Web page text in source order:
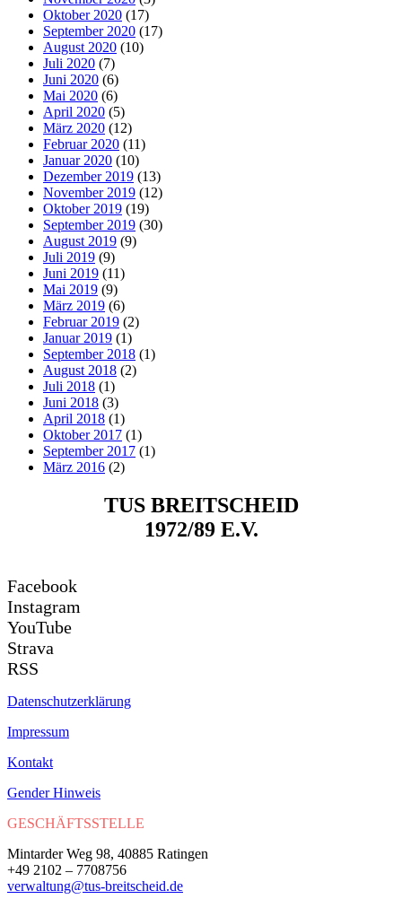
Oktober 2020 (17)
September 2020 (17)
August 2020 (10)
Juli 2020 (7)
Juni 2020 (6)
Mai 2020 (6)
April 2020 (5)
März 2020 (12)
Februar 2020 (11)
Januar 2020 (10)
Dezember 2019 (13)
November 2019 (12)
Oktober 2019 (19)
September 2019 (30)
August 2019 (9)
Juli 2019 (9)
Juni 2019 (11)
Mai 2019 (9)
März 2019 (6)
Februar 2019 (2)
Januar 2019 (1)
September 2018 (1)
August 2018 (2)
Juli 2018 (1)
Juni 2018 (3)
April 2018 (1)
Oktober 2017 (1)
September 2017 (1)
März 2016 (2)
TUS BREITSCHEID
1972/89 E.V.
Facebook
Instagram
YouTube
Strava
RSS
Datenschutzerklärung
Impressum
Kontakt
Gender Hinweis
GESCHÄFTSSTELLE
Mintarder Weg 98, 40885 Ratingen
+49 2102 – 7708756
verwaltung@tus-breitscheid.de